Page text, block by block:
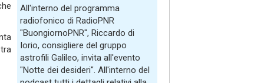
All'interno del programma
radiofonico di RadioPNR
"BuongiornoPNR", Riccardo di
Iorio, consigliere del gruppo
astrofili Galileo, invita all'evento
"Notte dei desideri". All'interno del